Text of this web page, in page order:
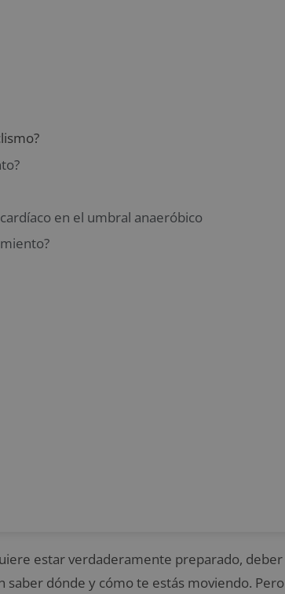
en el umbral anaeróbico
estar verdaderamente preparado, deber
dónde y cómo te estás moviendo. Pero